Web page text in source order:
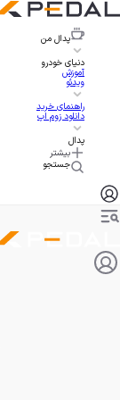
پدال من
دنیای خودرو
آموزش
ویدئو
راهنمای خرید
دانلود زوم اپ
پدال
بیشتر
جستجو